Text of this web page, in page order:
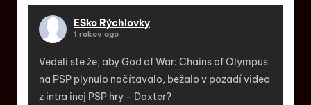
ESko Rýchlovky
1 rokov ago
Vedeli ste že, aby God of War: Chains of Olympus
na PSP plynulo načítavalo, bežalo v pozadí video
z intra inej PSP hry - Daxter?